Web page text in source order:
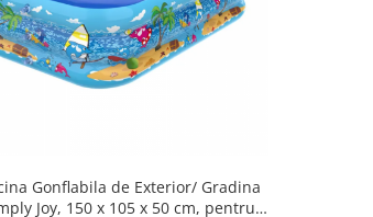
Gonflabila de Exterior/ Gradina
Joy, 150 x 105 x 50 cm, pentru